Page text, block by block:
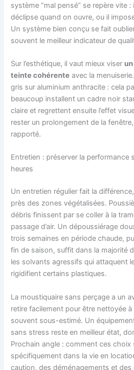
système “mal pensé” se repère vite
déclipse quand on ouvre, ou il
Un système bien conçu se fait
souvent le meilleur indicateur de
Sur l’esthétique, il vaut mieux viser
teinte cohérente avec la
gris sur aluminium anthracite : cela
beaucoup installent un cadre noir
claire et regrettent ensuite l’effet
rester un prolongement de la
rapporté.
Entretien : préserver la performance
heures
Un entretien régulier fait la
près des zones végétalisées.
débris finissent par se coller à la
passage d’air. Un dépoussiérage
trois semaines en période chaude,
fin de saison, suffit dans la majorité
les solvants agressifs qui attaquent
rigidifient certains plastiques.
La moustiquaire sans perçage a un
retire facilement pour être nettoyée à
souvent sous-estimé. Un
sans stress reste en meilleur état,
Prochain angle : comment ces choix
spécifiquement dans la vie en
caution, des déménagements et